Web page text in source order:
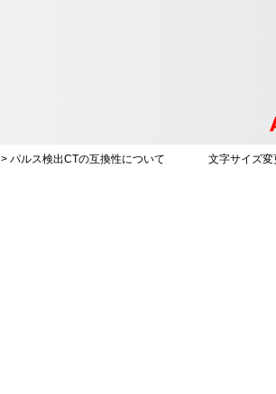
文字サイズ変
> パルス検出CTの互換性について